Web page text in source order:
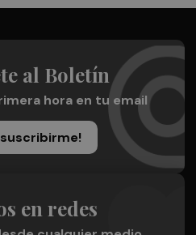
al Boletín
hora en tu email
suscribirme!
en redes